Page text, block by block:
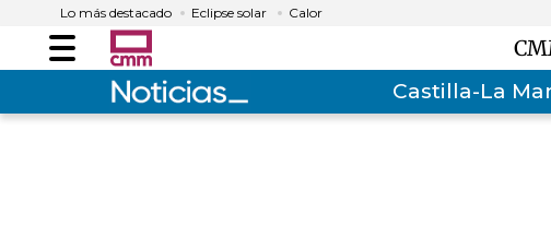
Lo más destacado Eclipse solar Calor
Menú
Castilla-La